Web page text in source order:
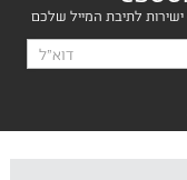
ישירות לתיבת המייל שלכם